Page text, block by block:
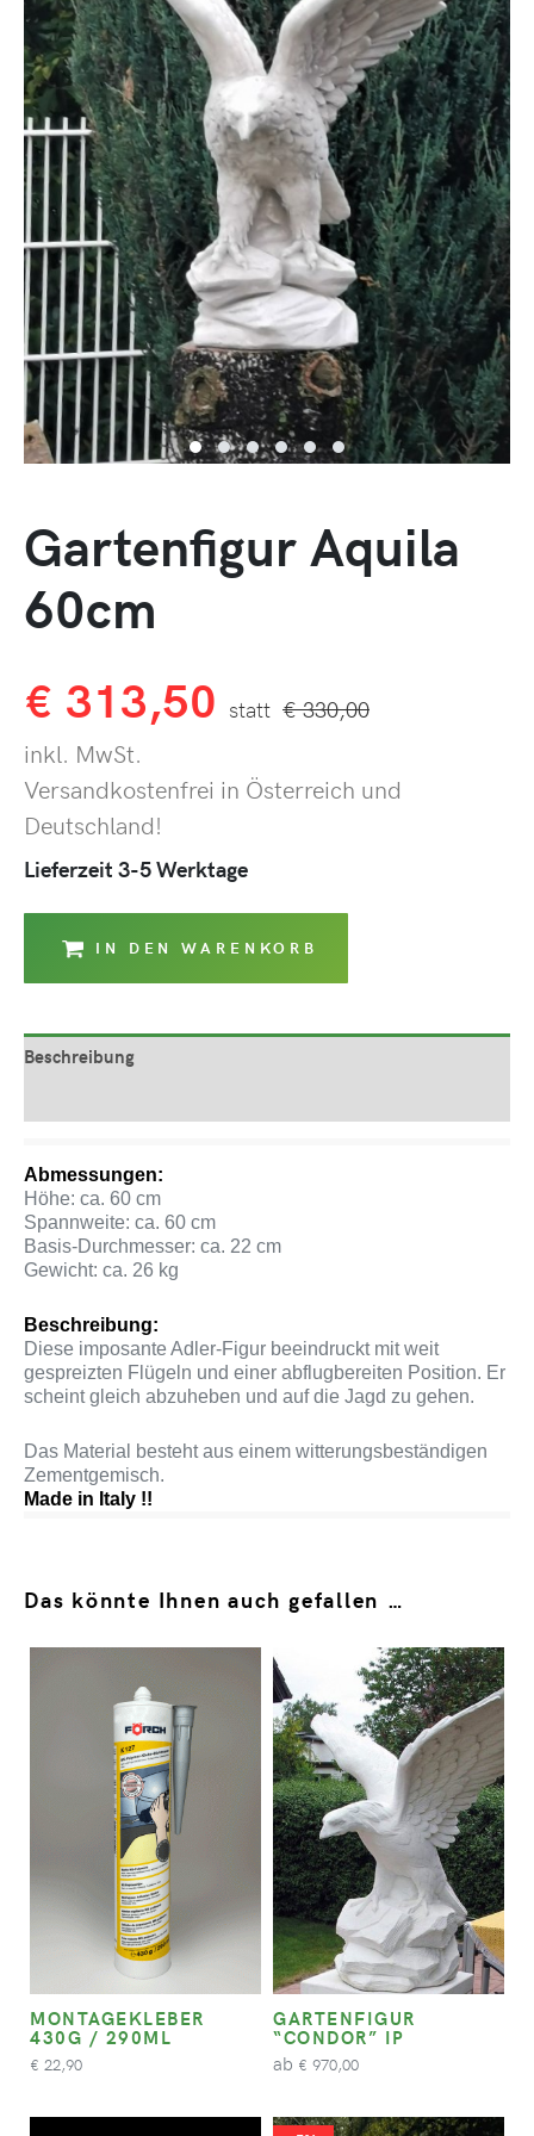
Gartenfigur Aquila
60cm
€ 313,50 €330,00
inkl. MwSt.
Versandkostenfrei in Österreich und
Deutschland!
Lieferzeit 3-5 Werktage
IN DEN WARENKORB
Beschreibung
Abmessungen:
Höhe: ca. 60 cm
Spannweite: ca. 60 cm
Basis-Durchmesser: ca. 22 cm
Gewicht: ca. 26 kg
Beschreibung:
Diese imposante Adler-Figur beeindruckt mit weit
gespreizten Flügeln und einer abflugbereiten Position. Er
scheint gleich abzuheben und auf die Jagd zu gehen.
Das Material besteht aus einem witterungsbeständigen
Zementgemisch.
Made in Italy !!
Das könnte Ihnen auch gefallen …
MONTAGEKLEBER
430G / 290ML
€ 22,90
GARTENFIGUR
“CONDOR” IP
ab € 970,00